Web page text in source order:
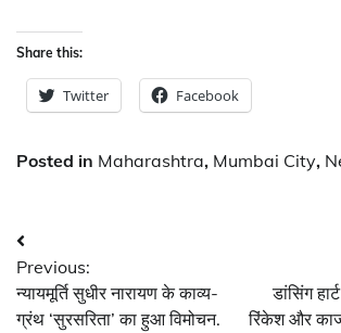
Share this:
Twitter Facebook
Posted in Maharashtra, Mumbai City,
Post
navigation
Previous:
न्यायमूर्ति सुधीर नारायण के काव्य-
ग्रंथ ‘सुरसरिता’ का हुआ विमोचन.
डांसिंग
रिंकेश और